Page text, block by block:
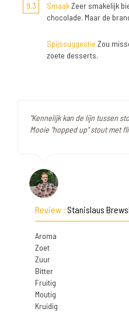
9,3 SmaakZeer smakelijk
chocolade. Maar de
Spijssuggestie Zou
zoete desserts.
"Kennelijk kan de lijn tussen
Mooie "hopped up" stout met
Review : Stanislaus
Aroma
Zoet
Zuur
Bitter
Fruitig
Moutig
Kruidig